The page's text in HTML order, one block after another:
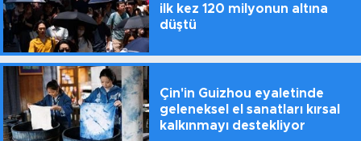
ilk kez 120 milyonun altına
düştü
Çin'in Guizhou eyaletinde
geleneksel el sanatları kırsal
kalkınmayı destekliyor